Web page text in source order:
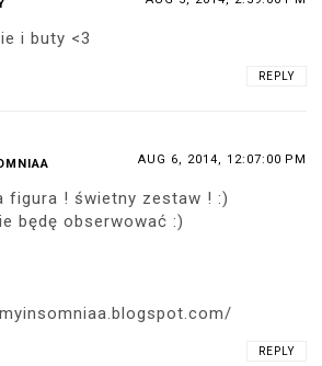
i buty <3
REPLY
AUG 6, 2014, 12:07:00 PM
figura ! świetny zestaw ! :)
będę obserwować :)
REPLY